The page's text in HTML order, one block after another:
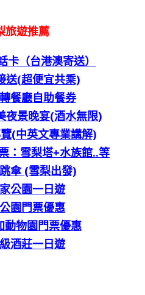
旅遊推薦
卡（台港澳寄送）
送(超便宜共乘)
餐廳自助餐券
夜景晚宴(酒水無限)
(中英文專業講解)
：雪梨塔+水族館..等
傘 (雪梨出發)
公園一日遊
園門票優惠
動物園門票優惠
酒莊一日遊